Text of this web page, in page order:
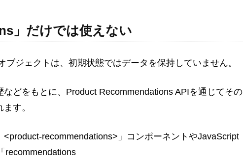
」だけでは使えない
ブジェクトは、初期状態ではデータを保持していません。
どをもとに、Product Recommendations APIを通じてその
す。
<product-recommendations> 」コンポーネントやJavaScript
recommendations